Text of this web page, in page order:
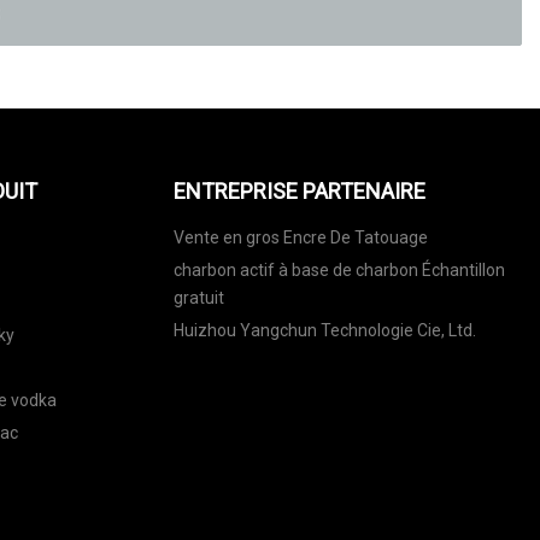
vodka
ENTREPRISE PARTENAIRE
Vente en gros Encre De Tatouage
charbon actif à base de charbon Échantillon
gratuit
Huizhou Yangchun Technologie Cie, Ltd.